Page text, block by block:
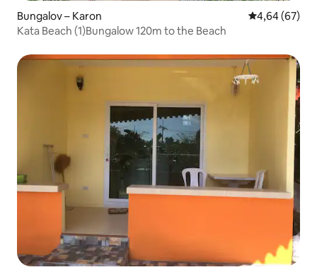
Bungalov – Karon Prosječna
4,64 (67)
Kata Beach (1)Bungalow 120m to the Beach